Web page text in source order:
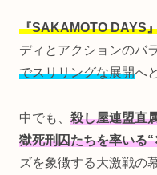
『SAKAMOTO DAYS
ディとアクションのバ
でスリリングな展開へ
中でも、 殺し屋連盟直
獄死刑囚たちを率いる
ズを象徴する大激戦の